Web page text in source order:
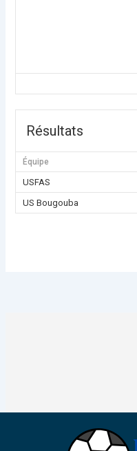
Résultats
Équipe
USFAS
US Bougouba